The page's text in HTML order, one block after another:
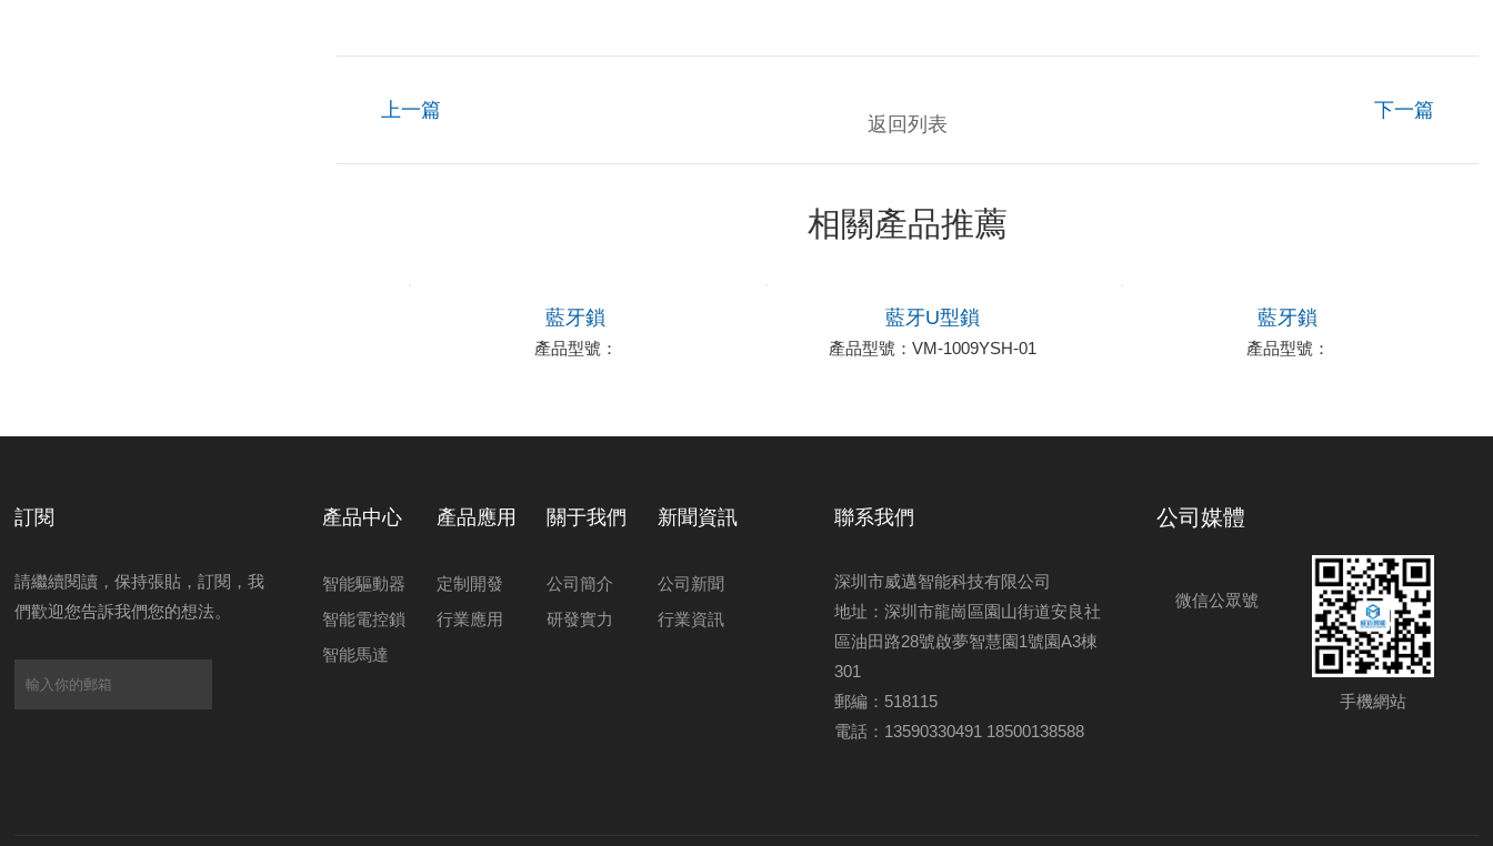
上一篇
返回列表
下一篇
相關產品推薦
藍牙鎖
產品型號：
藍牙U型鎖
產品型號：VM-1009YSH-01
藍牙鎖
產品型號：
訂閱
請繼續閱讀，保持張貼，訂閱，我
們歡迎您告訴我們您的想法。
產品中心
智能驅動器
智能電控鎖
智能馬達
產品應用
定制開發
行業應用
關于我們
公司簡介
研發實力
新聞資訊
公司新聞
行業資訊
聯系我們
深圳市威邁智能科技有限公司
地址：深圳市龍崗區園山街道安良社
區油田路28號啟夢智慧園1號園A3棟
301
郵編：518115
電話：13590330491 18500138588
公司媒體
微信公眾號
手機網站